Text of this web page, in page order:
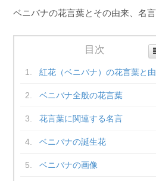
ベニバナの花言葉とその由来、名
目次
紅花（ベニバナ）の花言葉と
ベニバナ全般の花言葉
花言葉に関連する名言
ベニバナの誕生花
ベニバナの画像